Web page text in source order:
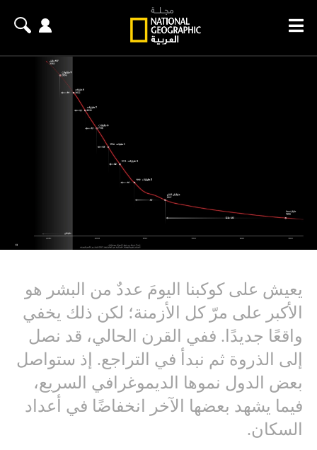
يعيش على كوكبنا اليومَ عددٌ من البشر هو
الأكبر على مرّ كل الأزمنة؛ لكن ذلك يخفي
واقعًا جديدًا. ففي القرن الحالي، قد نصل
إلى الذروة ثم نبدأ في التراجع. إذ ستواصل
بعض الدول نموها الديموغرافي السريع،
فيما يشهد بعضها الآخر انخفاضًا في أعداد
السكان.